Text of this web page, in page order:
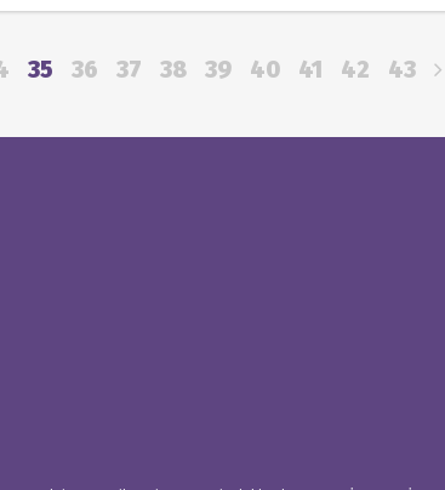
35 36 37 38 39 40 41 42 43